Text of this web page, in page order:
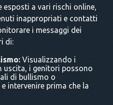
esposti a vari rischi online,
inappropriati e contatti
i messaggi dei
di:
Visualizzando i
uscita, i genitori possono
di bullismo o
intervenire prima che la